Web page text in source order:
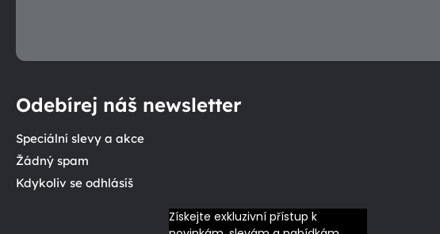
Odebírej náš newsletter
Speciální slevy a akce
Žádný spam
Kdykoliv se odhlásíš
Získejte exkluzivní přístup k